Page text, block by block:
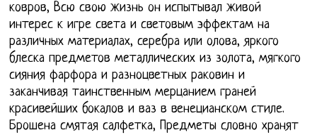
ковров, Всю свою жизнь он испытывал живой
интерес к игре света и световым эффектам на
различных материалах, серебра или олова, яркого
блеска предметов металлических из золота, мягкого
сияния фарфора и разноцветных раковин и
заканчивая таинственным мерцанием граней
красивейших бокалов и ваз в венецианском стиле.
Брошена смятая салфетка, Предметы словно хранят